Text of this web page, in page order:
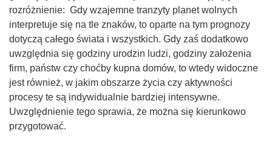
rozróżnienie: Gdy wzajemne tranzyty planet wolnych
interpretuje się na tle znaków, to oparte na tym prognozy
dotyczą całego świata i wszystkich. Gdy zaś dodatkowo
uwzględnia się godziny urodzin ludzi, godziny założenia
firm, państw czy choćby kupna domów, to wtedy widoczne
jest również, w jakim obszarze życia czy aktywności
procesy te są indywidualnie bardziej intensywne.
Uwzględnienie tego sprawia, że można się kierunkowo
przygotować.